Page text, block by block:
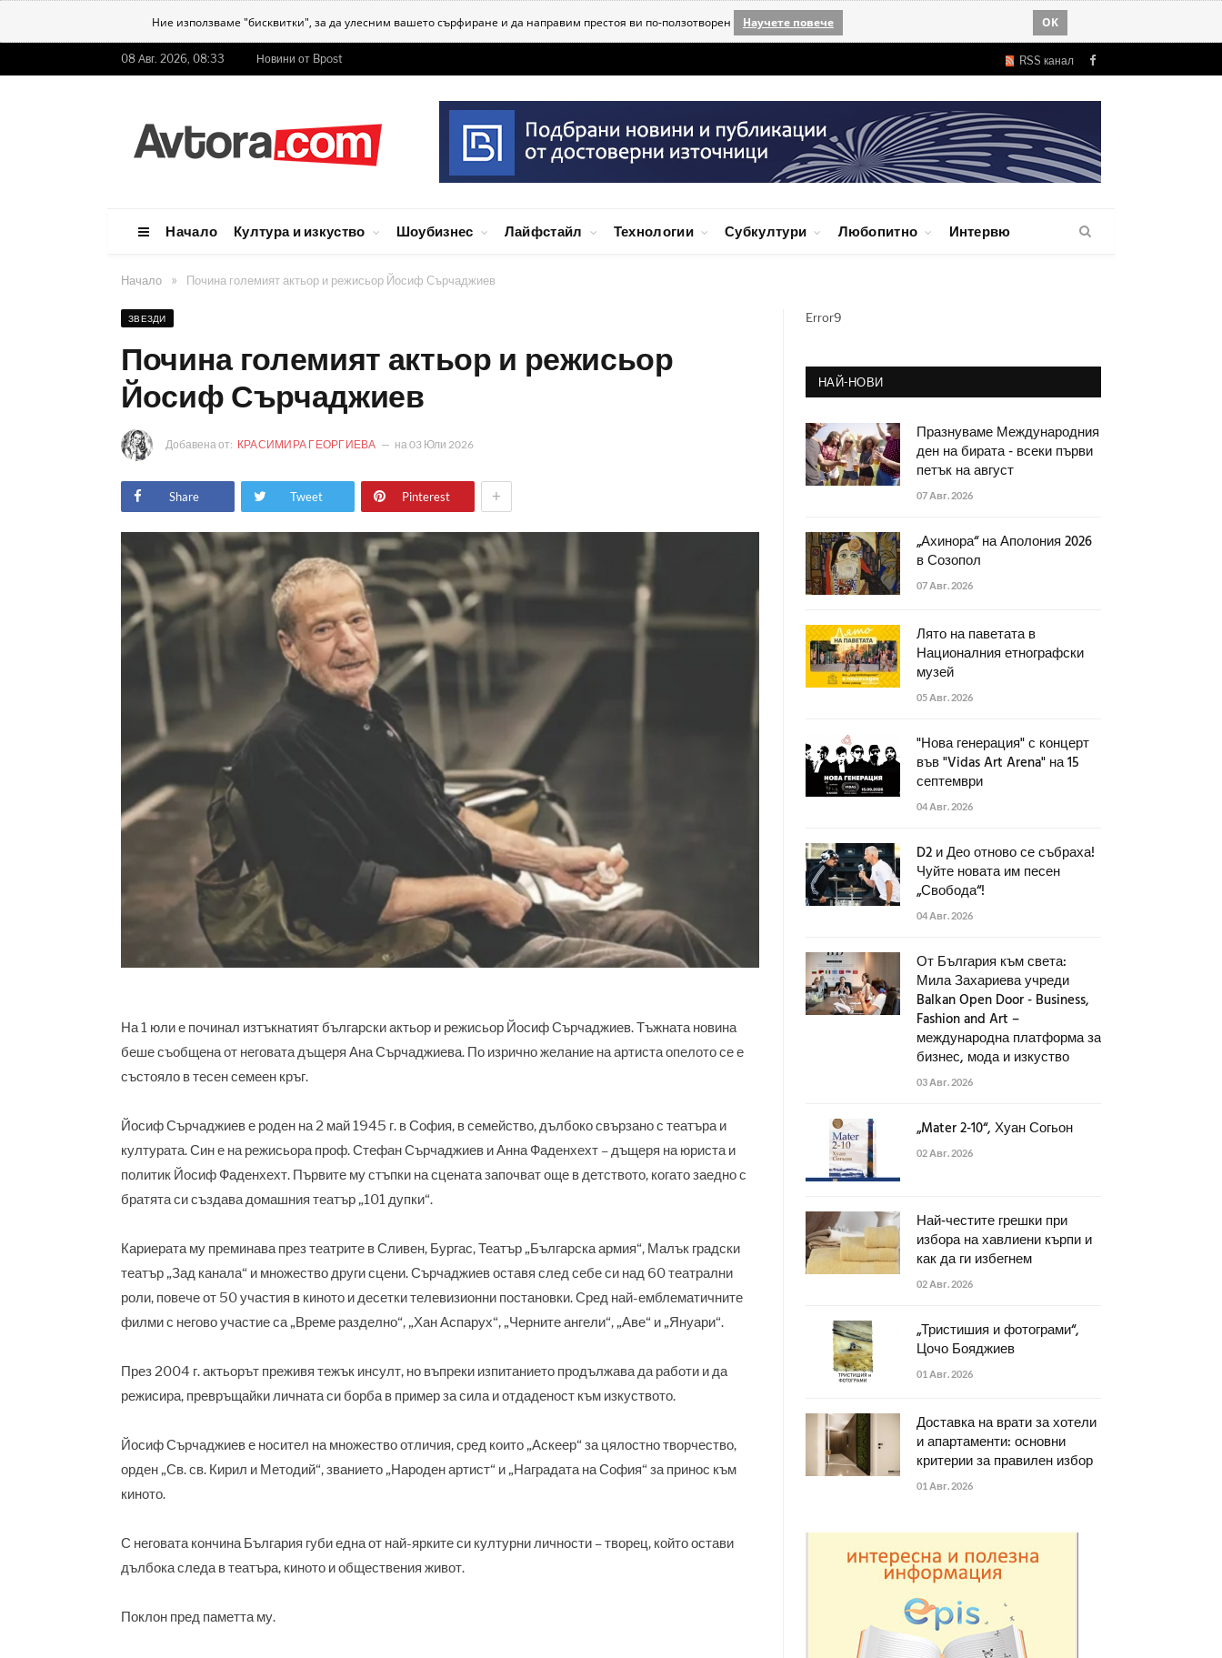
Ние използваме "бисквитки", за да улесним вашето сърфиране и да направим престоя ви по-ползотворен Научете повече OK
08 Авг. 2026, 08:33 Новини от Bpost RSS канал Facebook
Начало Култура и изкуство Шоубизнес Лайфстайл Технологии Субкултури Любопитно Интервю
Начало » Почина големият актьор и режисьор Йосиф Сърчаджиев
ЗВЕЗДИ
Почина големият актьор и режисьор
Йосиф Сърчаджиев
Добавена от: КРАСИМИРА ГЕОРГИЕВА на 03 Юли 2026
Share Tweet Pinterest +
На 1 юли е починал изтъкнатият български актьор и режисьор Йосиф Сърчаджиев. Тъжната новина
беше съобщена от неговата дъщеря Ана Сърчаджиева. По изрично желание на артиста опелото се е
състояло в тесен семеен кръг.
Йосиф Сърчаджиев е роден на 2 май 1945 г. в София, в семейство, дълбоко свързано с театъра и
културата. Син е на режисьора проф. Стефан Сърчаджиев и Анна Фаденхехт – дъщеря на юриста и
политик Йосиф Фаденхехт. Първите му стъпки на сцената започват още в детството, когато заедно с
братята си създава домашния театър „101 дупки“.
Кариерата му преминава през театрите в Сливен, Бургас, Театър „Българска армия“, Малък градски
театър „Зад канала“ и множество други сцени. Сърчаджиев оставя след себе си над 60 театрални
роли, повече от 50 участия в киното и десетки телевизионни постановки. Сред най-емблематичните
филми с негово участие са „Време разделно“, „Хан Аспарух“, „Черните ангели“, „Аве“ и „Януари“.
През 2004 г. актьорът преживя тежък инсулт, но въпреки изпитанието продължава да работи и да
режисира, превръщайки личната си борба в пример за сила и отдаденост към изкуството.
Йосиф Сърчаджиев е носител на множество отличия, сред които „Аскеер“ за цялостно творчество,
орден „Св. св. Кирил и Методий“, званието „Народен артист“ и „Наградата на София“ за принос към
киното.
С неговата кончина България губи една от най-ярките си културни личности – творец, който остави
дълбока следа в театъра, киното и обществения живот.
Поклон пред паметта му.
Error9
НАЙ-НОВИ
Празнуваме Международния
ден на бирата - всеки първи
петък на август
07 Авг. 2026
„Ахинора“ на Аполония 2026
в Созопол
07 Авг. 2026
Лято на паветата в
Националния етнографски
музей
05 Авг. 2026
"Нова генерация" с концерт
във "Vidas Art Arena" на 15
септември
04 Авг. 2026
D2 и Део отново се събраха!
Чуйте новата им песен
„Свобода“!
04 Авг. 2026
От България към света:
Мила Захариева учреди
Balkan Open Door - Business,
Fashion and Art –
международна платформа за
бизнес, мода и изкуство
03 Авг. 2026
„Mater 2-10“, Хуан Согьон
02 Авг. 2026
Най-честите грешки при
избора на хавлиени кърпи и
как да ги избегнем
02 Авг. 2026
„Тристишия и фотограми“,
Цочо Бояджиев
01 Авг. 2026
Доставка на врати за хотели
и апартаменти: основни
критерии за правилен избор
01 Авг. 2026